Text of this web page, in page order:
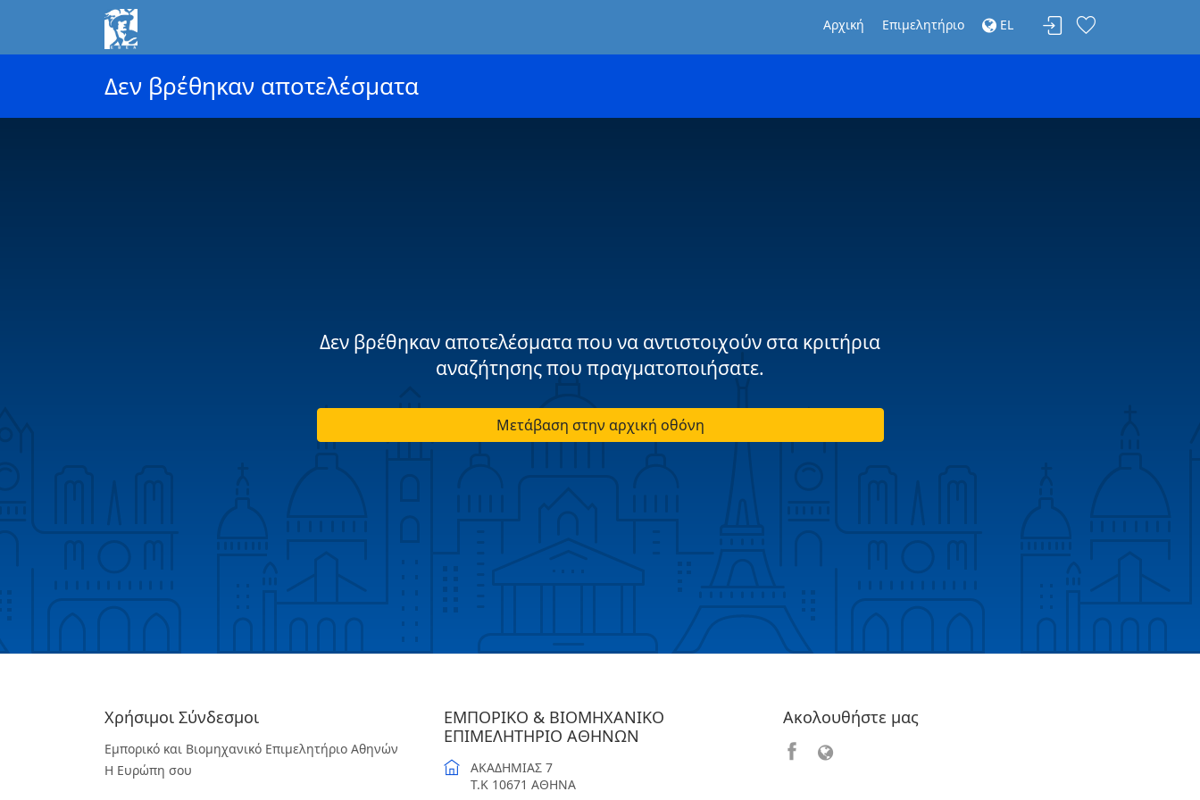
Αρχική Επιμελητήριο EL
Δεν βρέθηκαν αποτελέσματα
Δεν βρέθηκαν αποτελέσματα που να αντιστοιχούν στα κριτήρια
αναζήτησης που πραγματοποιήσατε.
Μετάβαση στην αρχική οθόνη
Χρήσιμοι Σύνδεσμοι
Εμπορικό και Βιομηχανικό Επιμελητήριο Αθηνών
Η Ευρώπη σου
ΕΜΠΟΡΙΚΟ & ΒΙΟΜΗΧΑΝΙΚΟ
ΕΠΙΜΕΛΗΤΗΡΙΟ ΑΘΗΝΩΝ
ΑΚΑΔΗΜΙΑΣ 7
T.K 10671 ΑΘΗΝΑ
Ακολουθήστε μας